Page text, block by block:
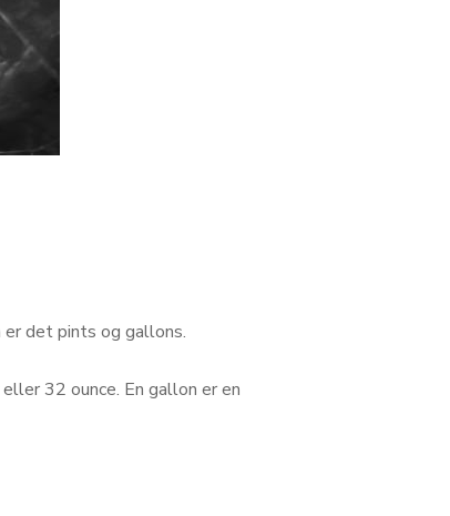
er det pints og gallons.
32 ounce. En gallon er en